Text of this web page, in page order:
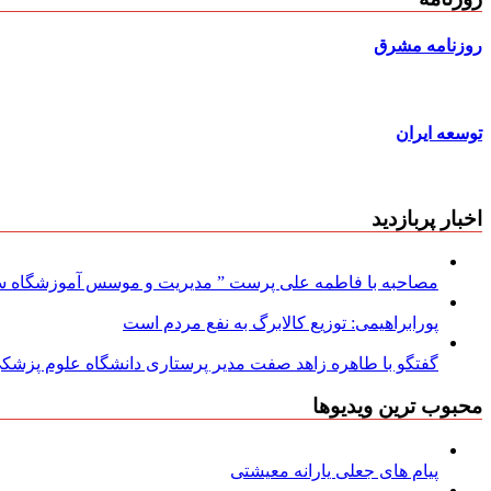
روزنامه مشرق
توسعه ایران
اخبار پربازدید
مصاحبه با فاطمه علی پرست ” مدیریت و موسس آموزشگاه
پورابراهیمی: توزیع کالابرگ به نفع مردم است
گفتگو با طاهره زاهد صفت مدیر پرستاری دانشگاه علوم
محبوب ترین ویدیوها
پیام های جعلی یارانه معیشتی